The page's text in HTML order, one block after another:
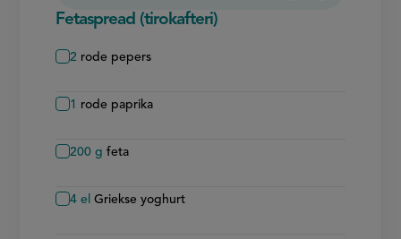
Fetaspread (tirokafteri)
2 rode pepers
1 rode paprika
200 g feta
4 el Griekse yoghurt